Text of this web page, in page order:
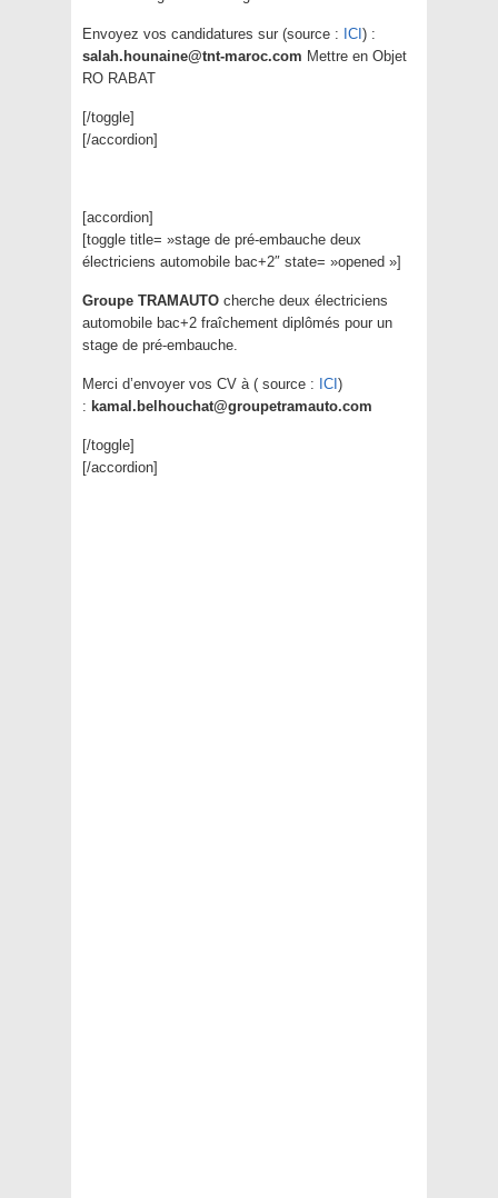
Envoyez vos candidatures sur (source : ICI ) :
salah.hounaine@tnt-maroc.com Mettre en Objet
RO RABAT
[/toggle]
[/accordion]
[accordion]
[toggle title= »stage de pré-embauche deux
électriciens automobile bac+2″ state= »opened »]
Groupe TRAMAUTO cherche deux électriciens
automobile bac+2 fraîchement diplômés pour un
stage de pré-embauche.
Merci d’envoyer vos CV à ( source : ICI )
: kamal.belhouchat@groupetramauto.com
[/toggle]
[/accordion]